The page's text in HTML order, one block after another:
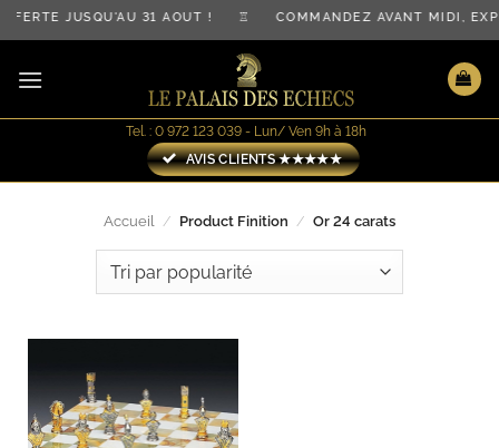
Passer
au
contenu
JUSQU'AU 31 AOÛT ! ♖ COMMANDEZ AVANT MIDI,
Tel. : 0 972 123 039 - Lun/ Ven 9h à 18h
AVIS CLIENTS ★★★★★
Accueil / Product Finition / Or 24 carats